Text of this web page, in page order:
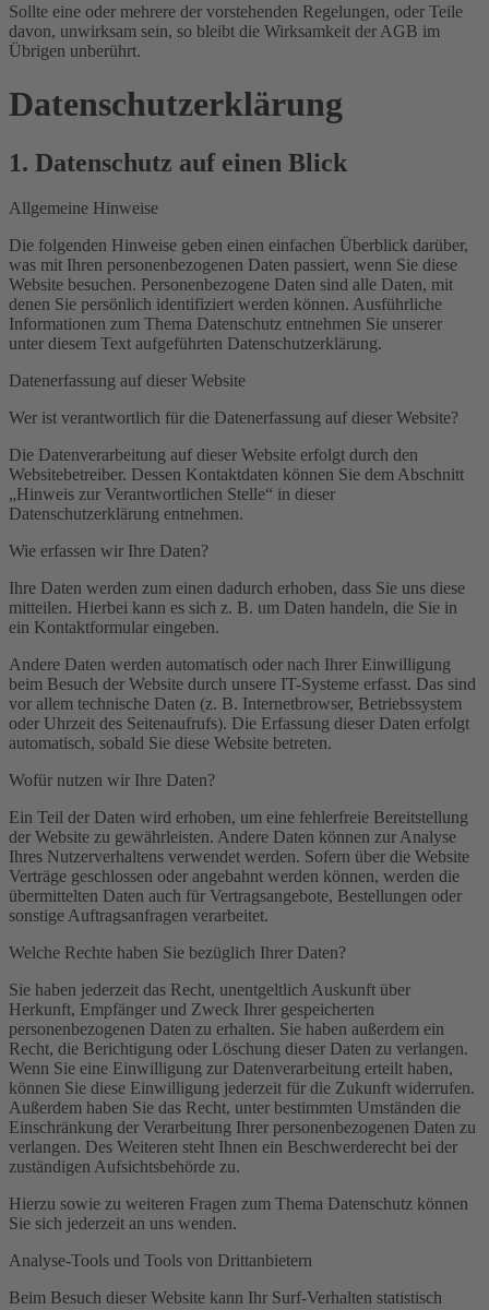
Sollte eine oder mehrere der vorstehenden Regelungen, oder Teile
davon, unwirksam sein, so bleibt die Wirksamkeit der AGB im
Übrigen unberührt.
Datenschutz­erklärung
1. Datenschutz auf einen Blick
Allgemeine Hinweise
Die folgenden Hinweise geben einen einfachen Überblick darüber,
was mit Ihren personenbezogenen Daten passiert, wenn Sie diese
Website besuchen. Personenbezogene Daten sind alle Daten, mit
denen Sie persönlich identifiziert werden können. Ausführliche
Informationen zum Thema Datenschutz entnehmen Sie unserer
unter diesem Text aufgeführten Datenschutzerklärung.
Datenerfassung auf dieser Website
Wer ist verantwortlich für die Datenerfassung auf dieser Website?
Die Datenverarbeitung auf dieser Website erfolgt durch den
Websitebetreiber. Dessen Kontaktdaten können Sie dem Abschnitt
„Hinweis zur Verantwortlichen Stelle“ in dieser
Datenschutzerklärung entnehmen.
Wie erfassen wir Ihre Daten?
Ihre Daten werden zum einen dadurch erhoben, dass Sie uns diese
mitteilen. Hierbei kann es sich z. B. um Daten handeln, die Sie in
ein Kontaktformular eingeben.
Andere Daten werden automatisch oder nach Ihrer Einwilligung
beim Besuch der Website durch unsere IT-Systeme erfasst. Das sind
vor allem technische Daten (z. B. Internetbrowser, Betriebssystem
oder Uhrzeit des Seitenaufrufs). Die Erfassung dieser Daten erfolgt
automatisch, sobald Sie diese Website betreten.
Wofür nutzen wir Ihre Daten?
Ein Teil der Daten wird erhoben, um eine fehlerfreie Bereitstellung
der Website zu gewährleisten. Andere Daten können zur Analyse
Ihres Nutzerverhaltens verwendet werden. Sofern über die Website
Verträge geschlossen oder angebahnt werden können, werden die
übermittelten Daten auch für Vertragsangebote, Bestellungen oder
sonstige Auftragsanfragen verarbeitet.
Welche Rechte haben Sie bezüglich Ihrer Daten?
Sie haben jederzeit das Recht, unentgeltlich Auskunft über
Herkunft, Empfänger und Zweck Ihrer gespeicherten
personenbezogenen Daten zu erhalten. Sie haben außerdem ein
Recht, die Berichtigung oder Löschung dieser Daten zu verlangen.
Wenn Sie eine Einwilligung zur Datenverarbeitung erteilt haben,
können Sie diese Einwilligung jederzeit für die Zukunft widerrufen.
Außerdem haben Sie das Recht, unter bestimmten Umständen die
Einschränkung der Verarbeitung Ihrer personenbezogenen Daten zu
verlangen. Des Weiteren steht Ihnen ein Beschwerderecht bei der
zuständigen Aufsichtsbehörde zu.
Hierzu sowie zu weiteren Fragen zum Thema Datenschutz können
Sie sich jederzeit an uns wenden.
Analyse-Tools und Tools von Dritt­anbietern
Beim Besuch dieser Website kann Ihr Surf-Verhalten statistisch